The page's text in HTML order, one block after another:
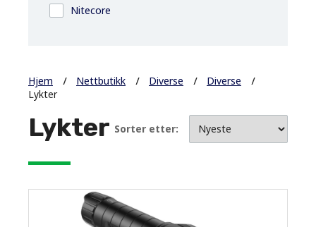
Nitecore
Hjem Nettbutikk Diverse
Diverse
Lykter
Lykter Sorter etter: